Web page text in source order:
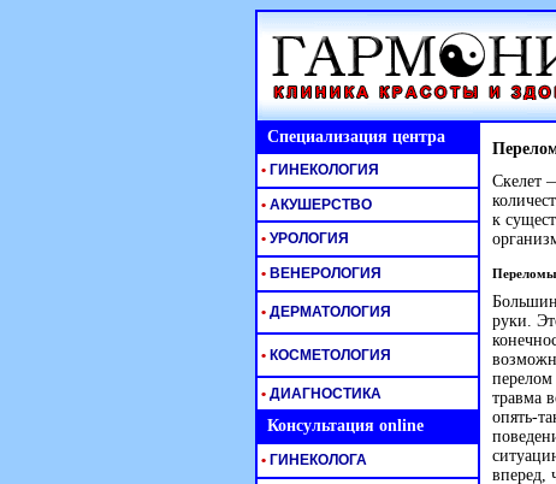
Специализация центра
Скелет
к
Переломы
руки.
перелом
травма
опять-
вперед,
• ГИНЕКОЛОГИЯ
• АКУШЕРСТВО
• УРОЛОГИЯ
• ВЕНЕРОЛОГИЯ
• ДЕРМАТОЛОГИЯ
• КОСМЕТОЛОГИЯ
• ДИАГНОСТИКА
Консультация online
• ГИНЕКОЛОГА